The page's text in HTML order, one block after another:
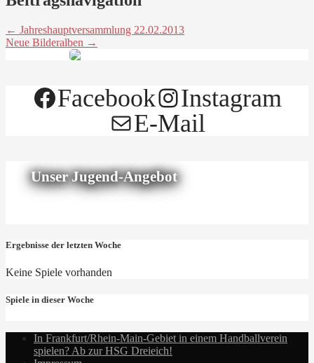
← Jahreshauptversammlung 22.02.2013
Neue Bilderalben →
Facebook
Instagram
E-Mail
Unser Jugend-Angebot
Ergebnisse der letzten Woche
Keine Spiele vorhanden
Spiele in dieser Woche
In Frankfurt/Rhein-Main-Gebiet in einem Handballverein
spielen? Ab zur HSG Dreieich!